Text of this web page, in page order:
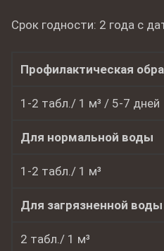
Срок годности: 2 года с
Профилактическая
1-2 табл./ 1 м³ / 5-7 дней
Для нормальной воды
1-2 табл./ 1 м³
Для загрязненной воды
2 табл./ 1 м³